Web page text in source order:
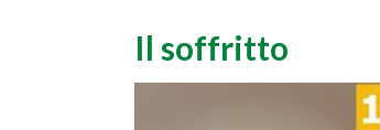
Il soffritto